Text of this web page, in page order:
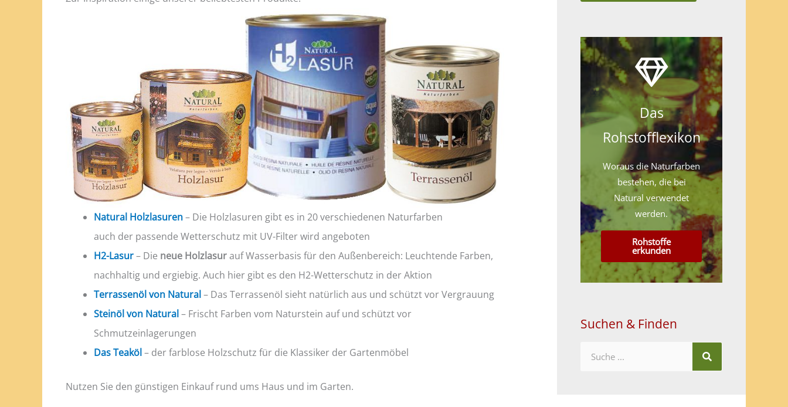
Natural Holzlasuren– Die Holzlasuren gibt es in 20 verschiedenen Naturfarben
auch der passende Wetterschutz mit UV-Filter wird angeboten
H2-Lasur– Die neue Holzlasurauf Wasserbasis für den Außenbereich: Leuchtende Farben,
nachhaltig und ergiebig. Auch hier gibt es den H2-Wetterschutz in der Aktion
Terrassenöl von Natural– Das Terrassenöl sieht natürlich aus und schützt vor Vergrauung
Steinöl von Natural– Frischt Farben vom Naturstein auf und schützt vor
Schmutzeinlagerungen
Das Teaköl– der farblose Holzschutz für die Klassiker der Gartenmöbel
Nutzen Sie den günstigen Einkauf rund ums Haus und im Garten.
Das
Rohstofflexikon
Woraus die Naturfarben
bestehen, die bei
Natural verwendet
werden.
Rohstoffe
erkunden
Suchen & Finden